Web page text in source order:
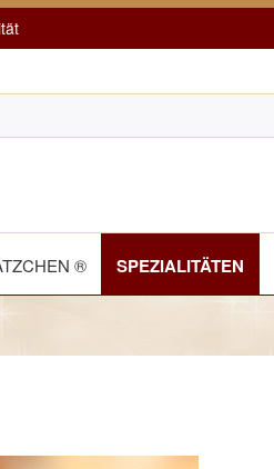
® SPEZIALITÄTEN